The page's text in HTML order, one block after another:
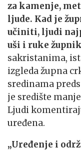
za kamenje,
ljude. Kad je
učiniti, ljudi
uši i ruke
sakristanima,
izgleda župna
sredinama
je središte
Ljudi
uređena.
„Uređenje i